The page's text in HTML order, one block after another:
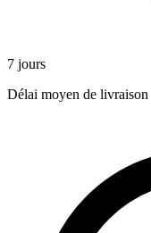
7 jours
Délai moyen de livraison